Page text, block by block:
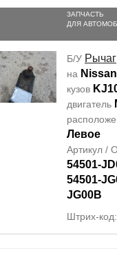
ЗАПЧАСТЬ
ДЛЯ
Б/У Рычаг
на
кузов
двигатель
Левое
Артикул /
54501-
54501-
JG00B
Штрих-